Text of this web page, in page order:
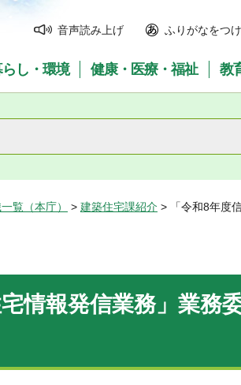
音声読み上げ ふりがなをつ
し・環境 健康・医療・福祉 教
覧（本庁） > 建築住宅課紹介 > 「令和8年度
情報発信業務」業務